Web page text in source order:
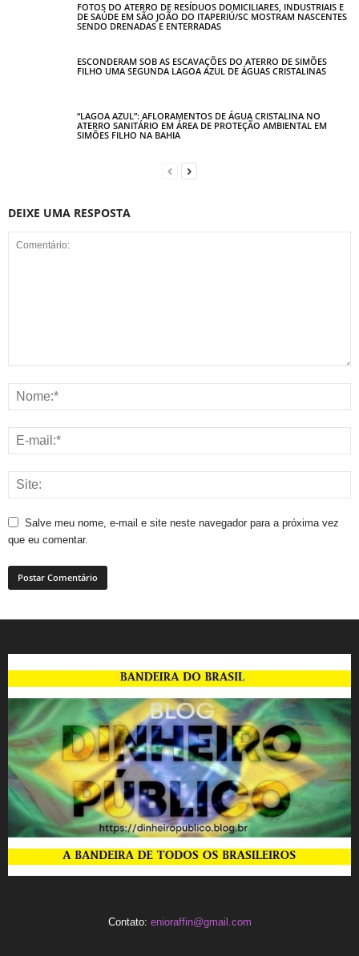
FOTOS DO ATERRO DE RESÍDUOS DOMICILIARES, INDUSTRIAIS E
DE SAÚDE EM SÃO JOÃO DO ITAPERIÚ/SC MOSTRAM NASCENTES
SENDO DRENADAS E ENTERRADAS
ESCONDERAM SOB AS ESCAVAÇÕES DO ATERRO DE SIMÕES
FILHO UMA SEGUNDA LAGOA AZUL DE ÁGUAS CRISTALINAS
“LAGOA AZUL”: AFLORAMENTOS DE ÁGUA CRISTALINA NO
ATERRO SANITÁRIO EM ÁREA DE PROTEÇÃO AMBIENTAL EM
SIMÕES FILHO NA BAHIA
DEIXE UMA RESPOSTA
Salve meu nome, e-mail e site neste navegador para a próxima vez
que eu comentar.
Contato: enioraffin@gmail.com